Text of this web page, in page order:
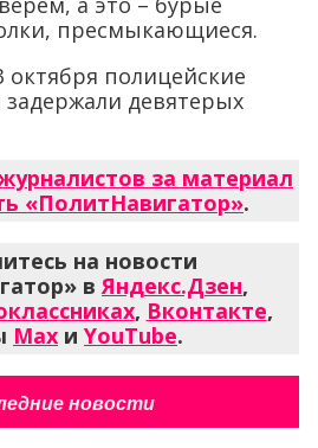
пресмыкающиеся.
полицейские
задержали девятерых
за материал
«ПолитНавигатор».
на новости
в Яндекс.Дзен,
, Вконтакте,
Max и YouTube.
новости